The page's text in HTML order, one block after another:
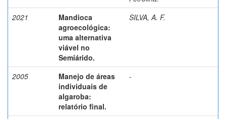
2021
Mandioca
agroecológica:
uma alternativa
viável no
Semiárido.
SILVA, A. F.
2005
Manejo de áreas
individuais de
algaroba:
relatório final.
-